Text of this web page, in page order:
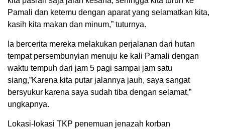
Pamali dan ketemu dengan aparat yang selamatkan kita,
kasih kita makan dan minum,” tuturnya.
Ia bercerita mereka melakukan perjalanan dari hutan
tempat persembunyian menuju ke kali Pamali dengan
waktu tempuh dari jam 5 pagi sampai jam satu
siang,”Karena kita putar jalannya jauh, saya sangat
bersyukur karena saya sudah tiba dengan selamat,”
ungkapnya.
Lokasi-lokasi TKP penemuan jenazah korban